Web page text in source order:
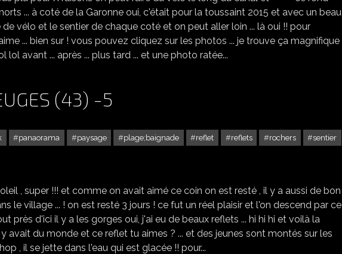
... à coté de la Garonne oui, c'était pour la toussaint 2015 et avec un beau
vélo et le sentier de chaque coté et on peut aller loin ... là oui !! pour
... bien sur ! vous pouvez cliquez sur les photos ... je trouve ça magnifique
lol avant ... après ... plus tard ... et une photo ratée...
(43) -5
panaorama paysage plage;baignade reflet reflets rochers
sentier
, super !!! et comme on avait aimé ce coin on est resté , il y a aussi de bon
le village ... ! on est resté 3 jours ! ce fut un réel plaisir et l'on descend par ce
près d'ici il y a les gorges oui, j'ai eu de beaux reflets ... hi hi hi et voilà la
avait du monde et ce reflet tu aimes ? ... et des jeunes sont montés sur les
, il se jette dans l'eau qui est glacée !! pour...